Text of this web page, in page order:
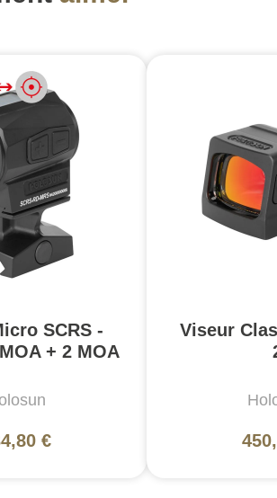
SCRS -
+ 2 MOA
€
Viseur